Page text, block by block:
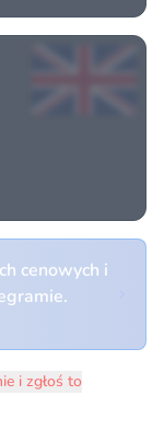
cenowych i
i zgłoś to